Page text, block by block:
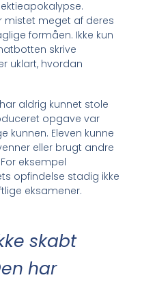
mistet meget af deres
formåen. Ikke kun
skrive
uklart, hvordan
aldrig kunnet stole
opgave var
kunnen. Eleven kunne
eller brugt andre
eksempel
opfindelse stadig ikke
eksamener.
skabt
har